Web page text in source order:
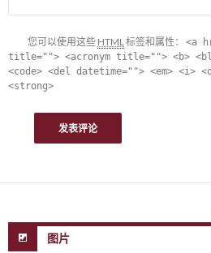
您可以使用这些 HTML标签和属性： <a
title=""> <acronym title=""> <b>
<code> <del datetime=""> <em> <i>
<strong>
图片